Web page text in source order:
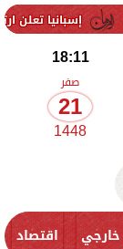
تعلن ارتفاع عدد القتلى
18:11
صفر
21
1448
خارجي اقتصاد